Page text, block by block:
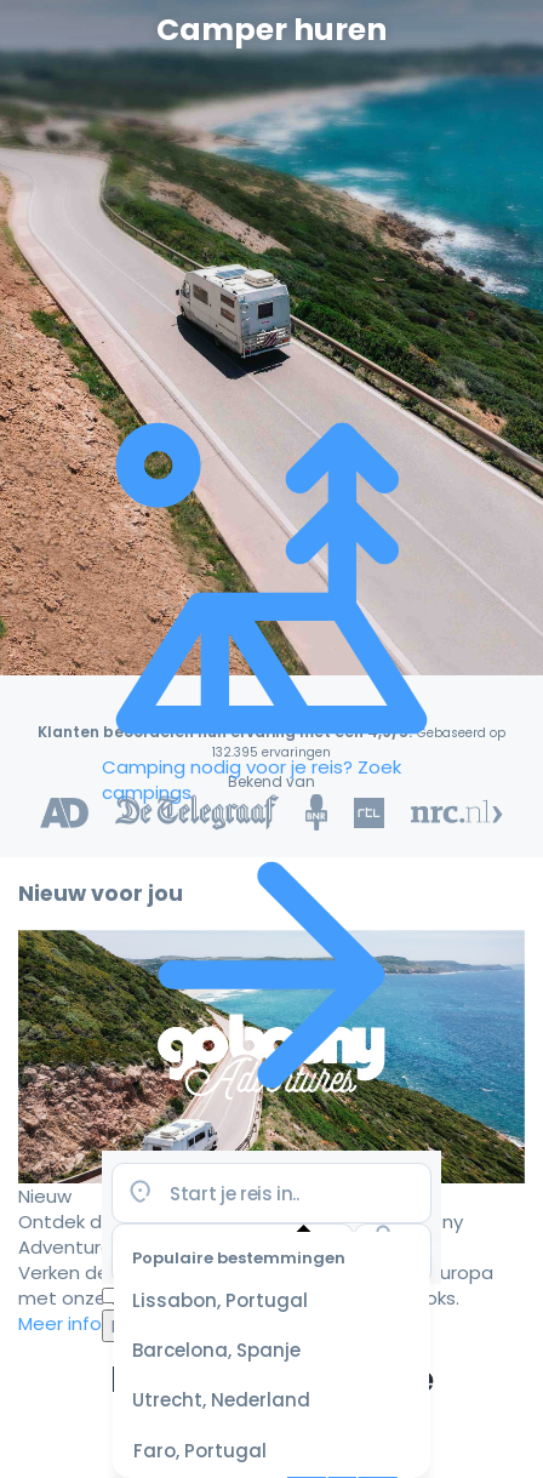
Camping nodig voor je reis? Zoek
campings
Populaire bestemmingen
Lissabon, Portugal
Barcelona, Spanje
Utrecht, Nederland
Faro, Portugal
Selecteer
datum
voor de
beste
prijzen
Camper huren
Klanten beoordelen hun ervaring met een 4,9/5! Gebaseerd op
132.395 ervaringen
Bekend van
Nieuw voor jou
Nieuw
Ontdek de mooiste camperroutes met Goboony
Adventures
Verken de mooiste camperbestemmingen in Europa
met onze zorgvuldig samengestelde roadbooks.
Meer informatie
Ervaar de ultieme
campervakantie